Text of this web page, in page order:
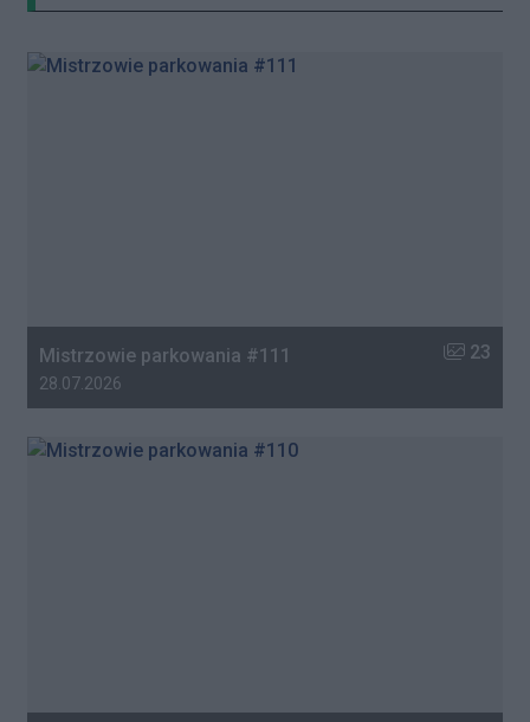
Mistrzowie parkowania #111 Liczba
23
Data dodania galerii:
28.07.2026